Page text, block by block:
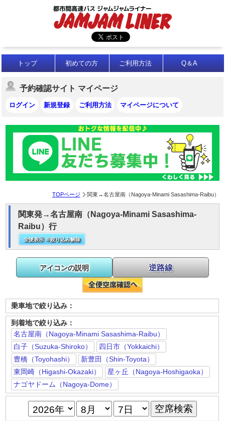
トップ 初めての方 ご利用方法 Q＆A
予約確認サイト マイページ
ログイン 新規登録 ご利用方法 マイページについて
TOPページ 関東→名古屋南（Nagoya-Minami Sasashima-Raibu）
関東発→名古屋南（Nagoya-Minami Sasashima-
Raibu）行
全便表示 ※絞り込み解除
乗車地で絞り込み：
到着地で絞り込み：
名古屋南（Nagoya-Minami Sasashima-Raibu）
白子（Suzuka-Shiroko）
四日市（Yokkaichi）
豊橋（Toyohashi）
新豊田（Shin-Toyota）
東岡崎（Higashi-Okazaki）
星ヶ丘（Nagoya-Hoshigaoka）
ナゴヤドーム（Nagoya-Dome）
アイコンの説明 逆路線